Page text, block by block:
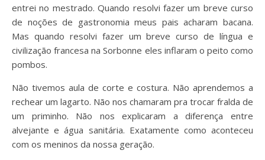
entrei no mestrado. Quando resolvi fazer um breve curso
de noções de gastronomia meus pais acharam bacana.
Mas quando resolvi fazer um breve curso de língua e
civilização francesa na Sorbonne eles inflaram o peito como
pombos.
Não tivemos aula de corte e costura. Não aprendemos a
rechear um lagarto. Não nos chamaram pra trocar fralda de
um priminho. Não nos explicaram a diferença entre
alvejante e água sanitária. Exatamente como aconteceu
com os meninos da nossa geração.